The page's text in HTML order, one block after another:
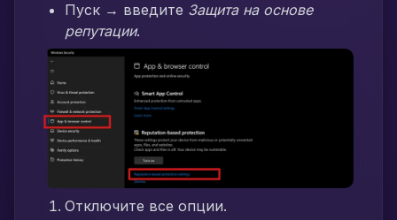
Пуск → введите Защита на основе
репутации.
Отключите все опции.